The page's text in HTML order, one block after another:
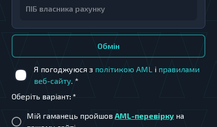
Я погоджуюся з політикою AML і правилами
веб-сайту. *
Оберіть варіант: *
Мій гаманець пройшов AML-перевірку на
Обмiн